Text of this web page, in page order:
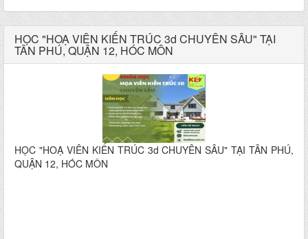
HỌC "HOẠ VIÊN KIẾN TRÚC 3d CHUYÊN SÂU" TẠI
TÂN PHÚ, QUẬN 12, HÓC MÔN
HỌC "HOẠ VIÊN KIẾN TRÚC 3d CHUYÊN SÂU" TẠI TÂN PHÚ,
QUẬN 12, HÓC MÔN